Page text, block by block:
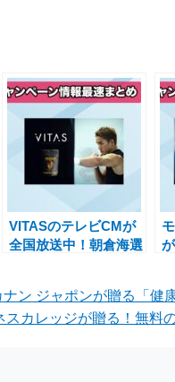
VITASのテレビCMが
全国放送中！朝倉海選
起
ン ジャポンが贈る「健
スカレッジが贈る！無料